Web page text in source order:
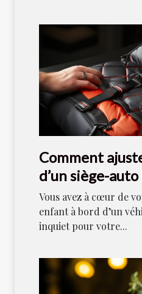
Comment
d’un siège-
Vous avez à cœur de
enfant à bord d’un
inquiet pour votre...